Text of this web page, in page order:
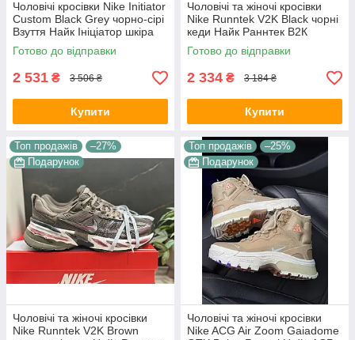
Чоловічі кросівки Nike Initiator
Custom Black Grey чорно-сірі
Взуття Найк Ініціатор шкіра
текстиль демісезонні для
хлопців
Готово до відправки
2 531 ₴ 3 506 ₴
Купити
Чоловічі та жіночі кросівки
Nike Runntek V2K Black чорні
кеди Найк Раннтек В2К
текстиль демісезон унісекс
В'єтнам
Готово до відправки
2 334 ₴ 3 184 ₴
Купити
Топ продажів
–27%
Подарунок
Чоловічі та жіночі кросівки
Nike Runntek V2K Brown
Топ продажів
–25%
Подарунок
Чоловічі та жіночі кросівки
Nike ACG Air Zoom Gaiadome